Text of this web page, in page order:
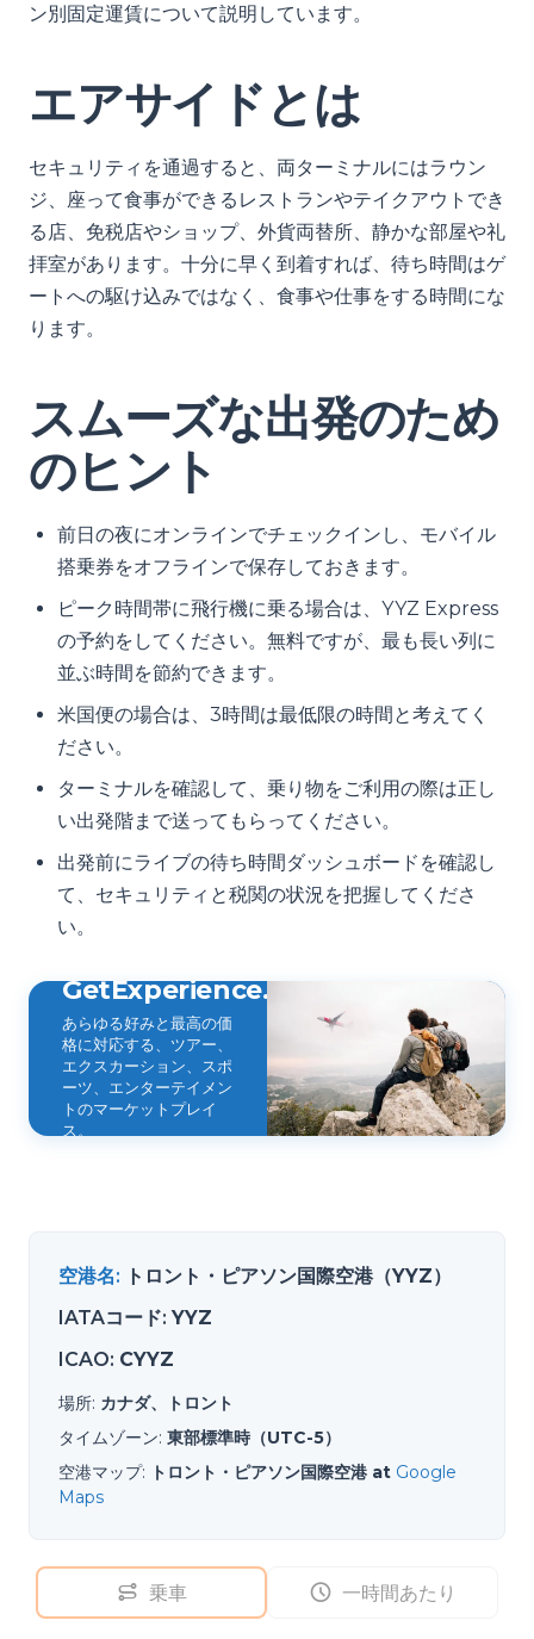
ン別固定運賃について説明しています。
エアサイドとは
セキュリティを通過すると、両ターミナルにはラウン
ジ、座って食事ができるレストランやテイクアウトでき
る店、免税店やショップ、外貨両替所、静かな部屋や礼
拝室があります。十分に早く到着すれば、待ち時間はゲ
ートへの駆け込みではなく、食事や仕事をする時間にな
ります。
スムーズな出発のため
のヒント
前日の夜にオンラインでチェックインし、モバイル
搭乗券をオフラインで保存しておきます。
ピーク時間帯に飛行機に乗る場合は、YYZ Express
の予約をしてください。無料ですが、最も長い列に
並ぶ時間を節約できます。
米国便の場合は、3時間は最低限の時間と考えてく
ださい。
ターミナルを確認して、乗り物をご利用の際は正し
い出発階まで送ってもらってください。
出発前にライブの待ち時間ダッシュボードを確認し
て、セキュリティと税関の状況を把握してくださ
い。
GetExperience.com
あらゆる好みと最高の価
格に対応する、ツアー、
エクスカーション、スポ
ーツ、エンターテイメン
トのマーケットプレイ
ス。
空港名: トロント・ピアソン国際空港（YYZ）
IATAコード: YYZ
ICAO: CYYZ
場所: カナダ、トロント
タイムゾーン: 東部標準時（UTC-5）
空港マップ: トロント・ピアソン国際空港 at Google
Maps